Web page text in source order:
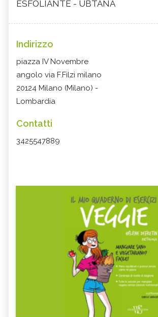
ESFOLIANTE - UBTANA
Indirizzo
piazza IV Novembre
angolo via F.Filzi milano
20124 Milano (Milano) -
Lombardia
Contatti
3425547889